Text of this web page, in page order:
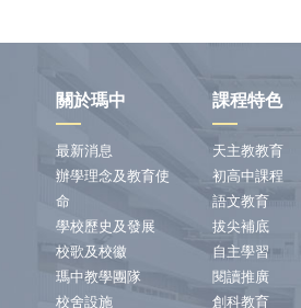
關於瑪中
最新消息
辦學理念及教育使
命
學校歷史及發展
校歌及校徽
瑪中教學團隊
校舍設施
課程特色
天主教教育
初高中課程
語文教育
拔尖補底
自主學習
閱讀推廣
創科教育